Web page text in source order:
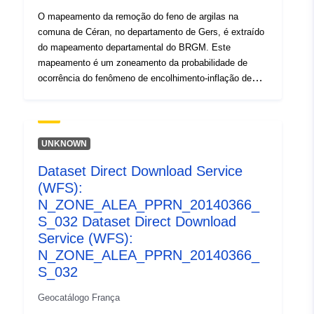
O mapeamento da remoção do feno de argilas na
comuna de Céran, no departamento de Gers, é extraído
do mapeamento departamental do BRGM. Este
mapeamento é um zoneamento da probabilidade de
ocorrência do fenômeno de encolhimento-inflação de
físicos pelo BRGM a partir dos mapas geológicos do
departamento, os quais foram interpretados tendo em
geológica: — a proporção de material argiloso dentro da
formação (análise ética); — a proporção de minerais
soprantes na fase de argila (composição mineralógica);
— o comportamento geotécnico do material. Para cada
uma das formações de argila identificadas, o nível de
perigo é, em última análise, o resultado do nível de
suscetibilidade assim obtido com a densidade de
inchaço sinistra, comunicada a 100 km² de superfície
real de afloramento urbanizado.
UNKNOWN
Dataset Direct Download Service
(WFS):
N_ZONE_ALEA_PPRN_20140366_
S_032 Dataset Direct Download
Service (WFS):
N_ZONE_ALEA_PPRN_20140366_
S_032
Geocatálogo França